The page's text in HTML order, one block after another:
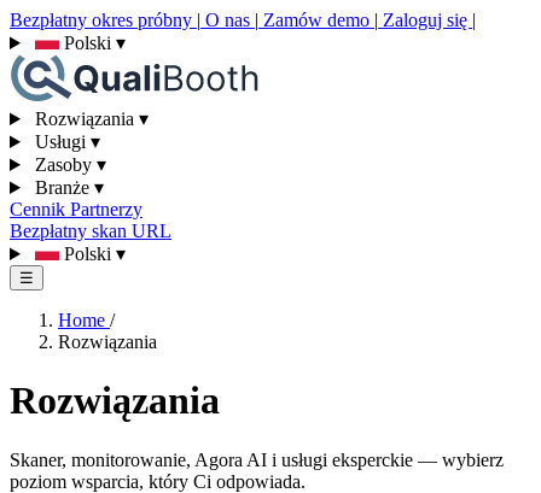
Bezpłatny okres próbny | O nas | Zamów demo | Zaloguj się |
Polski ▾
Rozwiązania ▾
Usługi ▾
Zasoby ▾
Branże ▾
Cennik Partnerzy
Bezpłatny skan URL
Polski ▾
☰
Home /
Rozwiązania
Rozwiązania
Skaner, monitorowanie, Agora AI i usługi eksperckie — wybierz
poziom wsparcia, który Ci odpowiada.